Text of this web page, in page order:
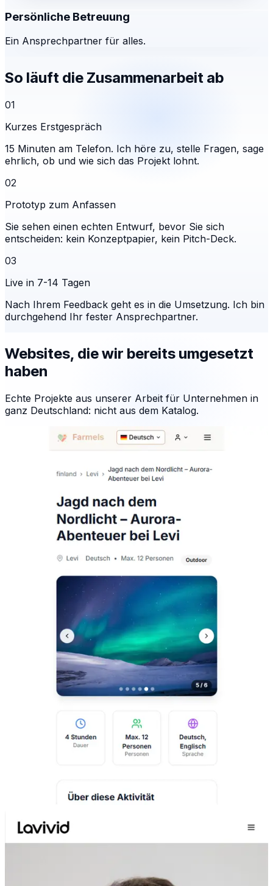
Persönliche Betreuung
Ein Ansprechpartner für alles.
So läuft die Zusammenarbeit ab
01
Kurzes Erstgespräch
15 Minuten am Telefon. Ich höre zu, stelle Fragen, sage
ehrlich, ob und wie sich das Projekt lohnt.
02
Prototyp zum Anfassen
Sie sehen einen echten Entwurf, bevor Sie sich
entscheiden: kein Konzeptpapier, kein Pitch-Deck.
03
Live in 7-14 Tagen
Nach Ihrem Feedback geht es in die Umsetzung. Ich bin
durchgehend Ihr fester Ansprechpartner.
Websites, die wir bereits umgesetzt
haben
Echte Projekte aus unserer Arbeit für Unternehmen in
ganz Deutschland: nicht aus dem Katalog.